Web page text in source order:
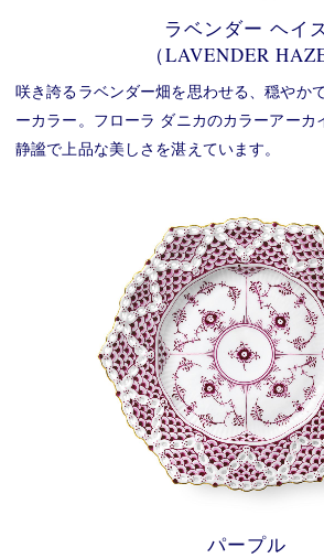
ラベンダー ヘイ
（LAVENDER HAZE
咲き誇るラベンダー畑を思わせる、穏やか
ーカラー。フローラ ダニカのカラーアーカ
静謐で上品な美しさを湛えています。
パープル